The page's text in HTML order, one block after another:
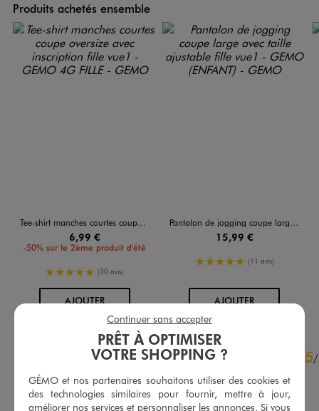
Produits achetés ensemble
Tee-shirt manches courtes coupe oversize avec inscription fille
6,99 €
-50% sur le 2ème produit d'été
5/5 de moyenne
(30 avis)
AJOUTERAU PANIER
Pantalon de jogging coupe large avec taille ajustable fille
15,99 €
5/5 de moyenne
(11 avis)
AJOUTERAU PANIER
4.9/5 5/
Parfaite
PRÊT À OPTIMISER
VOTRE SHOPPING ?
GÉMO et nos partenaires souhaitons utiliser des cookies et
des technologies similaires pour fournir, mettre à jour,
améliorer nos services et personnaliser les annonces. Si vous
Continuer sans accepter